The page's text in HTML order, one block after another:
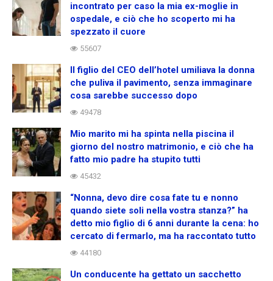
incontrato per caso la mia ex-moglie in
ospedale, e ciò che ho scoperto mi ha
spezzato il cuore
55607
Il figlio del CEO dell’hotel umiliava la donna
che puliva il pavimento, senza immaginare
cosa sarebbe successo dopo
49478
Mio marito mi ha spinta nella piscina il
giorno del nostro matrimonio, e ciò che ha
fatto mio padre ha stupito tutti
45432
“Nonna, devo dire cosa fate tu e nonno
quando siete soli nella vostra stanza?” ha
detto mio figlio di 6 anni durante la cena: ho
cercato di fermarlo, ma ha raccontato tutto
44180
Un conducente ha gettato un sacchetto